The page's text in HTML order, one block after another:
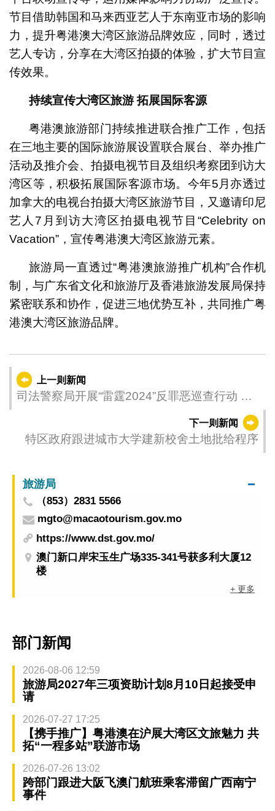
节目借助韩国和马来西亚艺人于东南亚市场的影响
力，提升粤港澳大湾区旅游品牌效应，同时，透过
艺人专访，分享在大湾区拍摄的体验，扩大节目宣
传效果。
持续宣传大湾区旅游 拓展国际客源
粤港澳旅游部门持续推进联合推广工作，包括
在三地主要的国际旅游展设置联合展台、举办推广
活动及推介会、拍摄电视节目及组织考察团到访大
湾区等，积极拓展国际客源市场。今年5月亦透过
加拿大的电视台拍摄大湾区旅游节目，又邀请印尼
艺人7月到访大湾区拍摄电视节目“Celebrity on
Vacation”，宣传粤港澳大湾区旅游元素。
旅游局一直透过“粤港澳旅游推广机构”合作机
制，与广东省文化和旅游厅及香港旅游发展局保持
紧密联系和协作，促进三地优势互补，共同推广粤
港澳大湾区旅游品牌。
上一则新闻
司法警察局开展“雷霆2024”反罪恶巡查行动 维
下一则新闻
特区政府跟进城市大学建新校舍土地批给程序
旅游局
（853）2831 5566
mgto@macaotourism.gov.mo
https://www.dst.gov.mo/
澳门新口岸宋玉生广场335-341号获多利大厦12
楼
+ 更多
部门新闻
2026-08-06 12:59
旅游局2027年三项资助计划8月10日起接受申
请
2026-07-27 17:25
【携手推广】粤港澳在沪展大湾区文旅魅力 共
拓“一程多站”联游市场
2026-07-26 13:02
跨部门跟进大阪飞澳门航班乘客滞留广西南宁
事件